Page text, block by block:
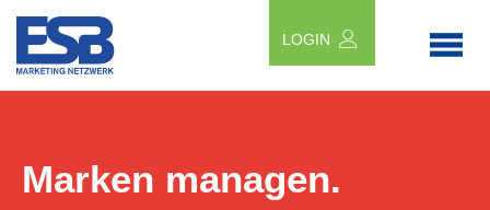
LOGIN
Marken managen.